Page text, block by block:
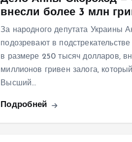
внесли более 3 млн
За народного депутата Украины
подозревают в
в размере 250 тысяч долларов,
миллионов гривен залога,
Высший…
Подробней